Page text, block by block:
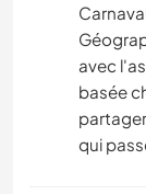
avec
basée
qui